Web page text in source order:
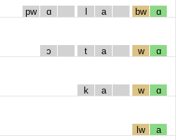
pw ɑ l a bw ɑ
ɔ t a w ɑ
k a w ɑ
lw a